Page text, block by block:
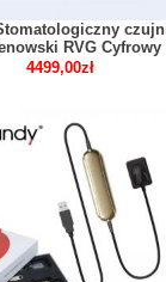
RVG Cyfrowy
do
4499,00zł